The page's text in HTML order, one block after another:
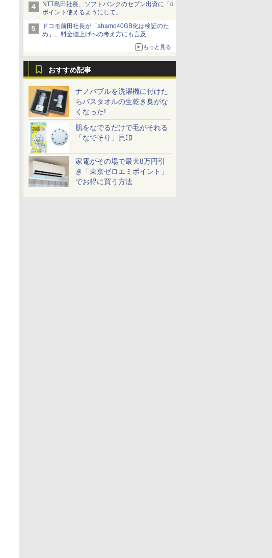
NTT島田社長、ソフトバンクのセブン出資に「d
ポイント使えるようにして」
ドコモ前田社長が「ahamo40GB化は検証のた
め」、料金値上げへの考え方にも言及
もっと見る
おすすめ記事
ナノバブルを洗濯機に付けた
らバスタオルの生乾き臭がな
くなった!
肌をなでるだけで毛がそれる
「なでそり」貝印
家電がその場で最大8万円引
き「東京ゼロエミポイント」
でお得に買う方法